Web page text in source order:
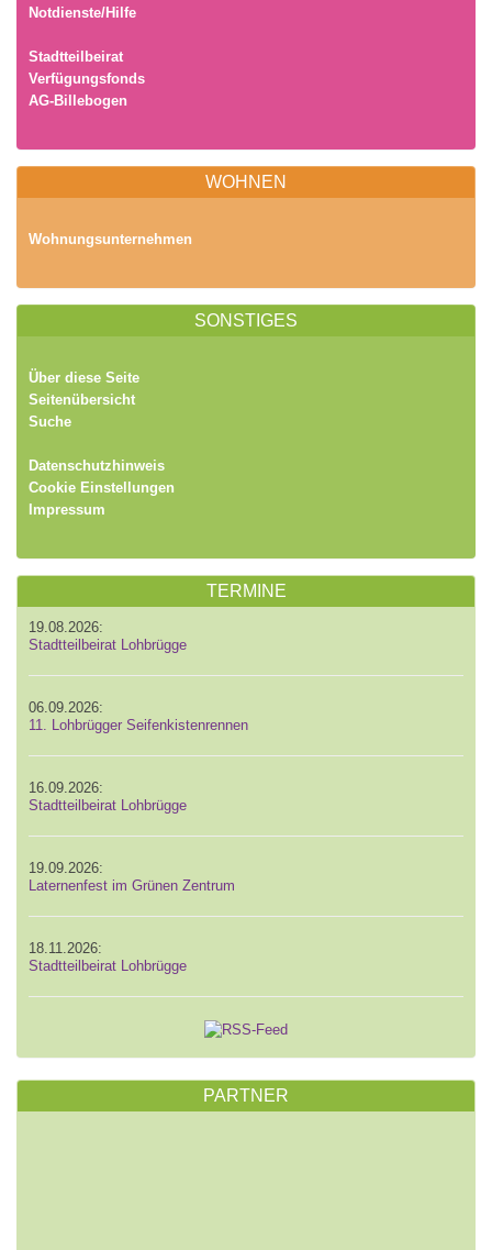
Notdienste/Hilfe
Stadtteilbeirat
Verfügungsfonds
AG-Billebogen
WOHNEN
Wohnungsunternehmen
SONSTIGES
Über diese Seite
Seitenübersicht
Suche
Datenschutzhinweis
Cookie Einstellungen
Impressum
TERMINE
19.08.2026:
Stadtteilbeirat Lohbrügge
06.09.2026:
11. Lohbrügger Seifenkistenrennen
16.09.2026:
Stadtteilbeirat Lohbrügge
19.09.2026:
Laternenfest im Grünen Zentrum
18.11.2026:
Stadtteilbeirat Lohbrügge
PARTNER